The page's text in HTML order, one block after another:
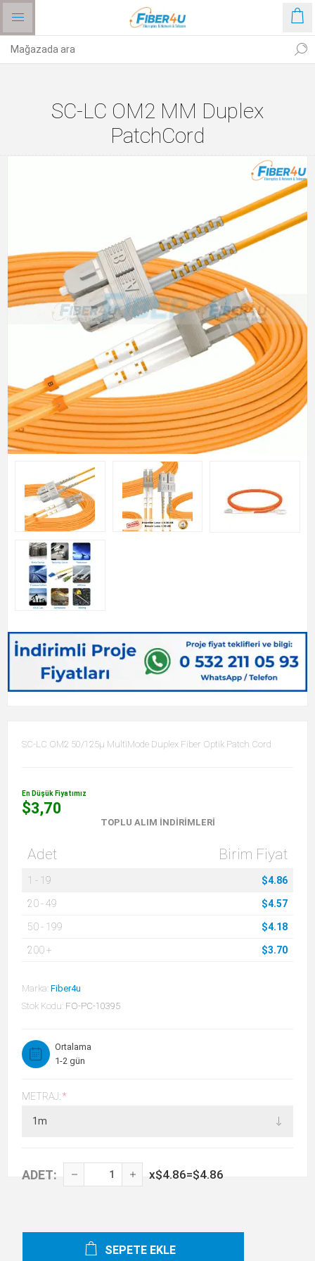
SC-LC OM2 MM Duplex
PatchCord
SC-LC OM2 50/125µ MultiMode Duplex Fiber Optik Patch Cord
En Düşük Fiyatımız
$3,70
TOPLU ALIM İNDIRIMLERI
Adet Birim Fiyat
1 - 19 $4.86
20-49 $4.57
50- 199 $4.18
200+ $3.70
Marka: Fiber4u
Stok Kodu: FO-PC-10395
Ortalama
1-2 gün
METRAJ:*
ADET: x$4.86=$4.86
SEPETE EKLE